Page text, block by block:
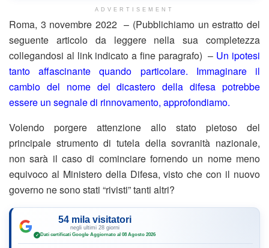
ADVERTISEMENT
Roma, 3 novembre 2022 – (Pubblichiamo un estratto del
seguente articolo da leggere nella sua completezza
collegandosi al link indicato a fine paragrafo) – Un ipotesi
tanto affascinante quando particolare. Immaginare il
cambio del nome del dicastero della difesa potrebbe
essere un segnale di rinnovamento, approfondiamo.
Volendo porgere attenzione allo stato pietoso del
principale strumento di tutela della sovranità nazionale,
non sarà il caso di cominciare fornendo un nome meno
equivoco al Ministero della Difesa, visto che con il nuovo
governo ne sono stati “rivisti” tanti altri?
54 mila visitatori
negli ultimi 28 giorni
✓ Dati certificati Google·Aggiornato al 08 Agosto 2026